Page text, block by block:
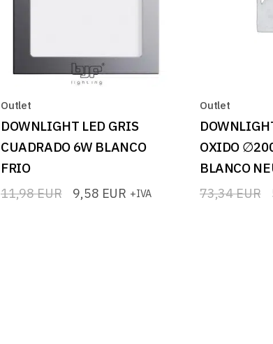
Outlet
DOWNLIGHT LED GRIS
CUADRADO 6W BLANCO
FRIO
11,98EUR
El 9,58 EUR
El +IVA
Outlet
OXIDO
BLANCO
73,34EUR
El
El